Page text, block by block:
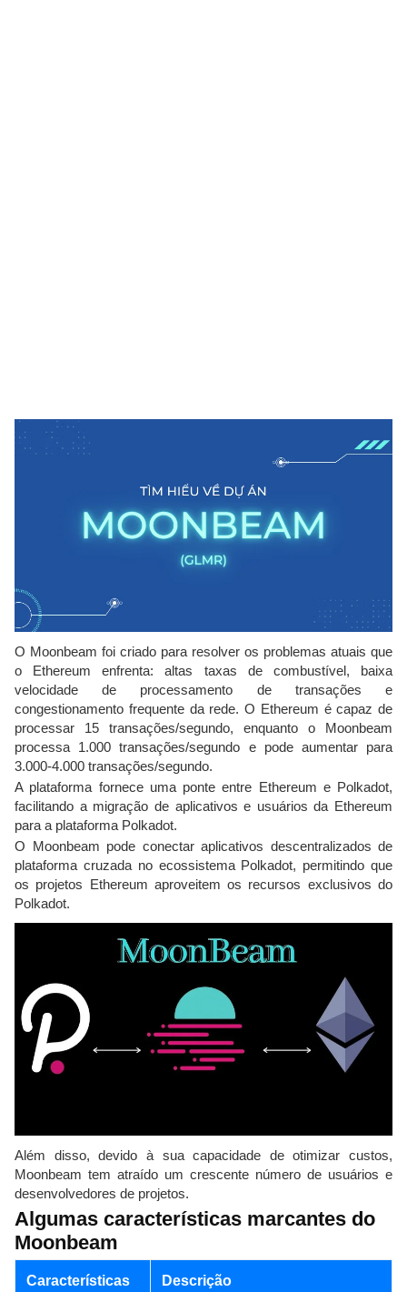
O Moonbeam foi criado para resolver os problemas atuais que
o Ethereum enfrenta: altas taxas de combustível, baixa
velocidade de processamento de transações e
congestionamento frequente da rede. O Ethereum é capaz de
processar 15 transações/segundo, enquanto o Moonbeam
processa 1.000 transações/segundo e pode aumentar para
3.000-4.000 transações/segundo.
A plataforma fornece uma ponte entre Ethereum e Polkadot,
facilitando a migração de aplicativos e usuários da Ethereum
para a plataforma Polkadot.
O Moonbeam pode conectar aplicativos descentralizados de
plataforma cruzada no ecossistema Polkadot, permitindo que
os projetos Ethereum aproveitem os recursos exclusivos do
Polkadot.
Além disso, devido à sua capacidade de otimizar custos,
Moonbeam tem atraído um crescente número de usuários e
desenvolvedores de projetos.
Algumas características marcantes do
Moonbeam
Características Descrição